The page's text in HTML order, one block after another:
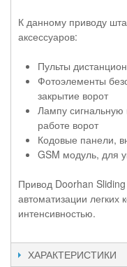
К данному приводу
аксессуаров:
Пульты
Фотоэлементы
закрытие ворот
Лампу сигнальную
работе ворот
Кодовые панели,
GSM модуль, для
Привод Doorhan
автоматизации легких
интенсивностью.
ХАРАКТЕРИСТИКИ